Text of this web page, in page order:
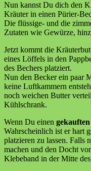
Nun kannst Du dich den
Kräuter in einen Pürier-
Die flüssige- und die
Zutaten wie Gewürze,
Jetzt kommt die
eines Löffels in den
des Bechers platziert.
Nun den Becker ein paar
keine Luftkammern
noch weichen Butter
Kühlschrank.
Wenn Du einen
Wahrscheinlich ist er hart
platzieren zu lassen. Falls
machen und den Docht
Klebeband in der Mitte